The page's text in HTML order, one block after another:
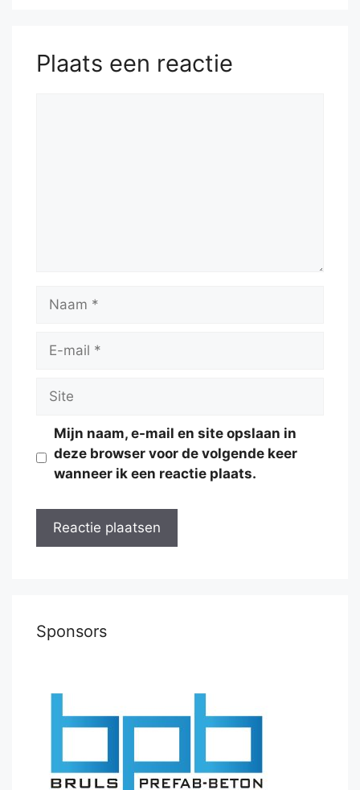
Plaats een reactie
Naam
Site
Mijn naam, e-mail en site opslaan in
deze browser voor de volgende keer
wanneer ik een reactie plaats.
Sponsors